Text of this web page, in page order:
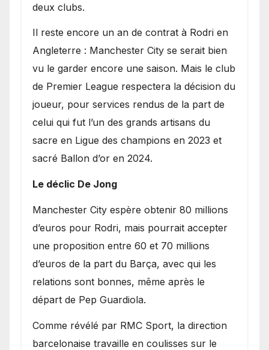
deux clubs.
​Il reste encore un an de contrat à Rodri en
Angleterre : Manchester City se serait bien
vu le garder encore une saison. Mais le club
de Premier League respectera la décision du
joueur, pour services rendus de la part de
celui qui fut l’un des grands artisans du
sacre en Ligue des champions en 2023 et
sacré Ballon d’or en 2024.
Le déclic De Jong
​Manchester City espère obtenir 80 millions
d’euros pour Rodri, mais pourrait accepter
une proposition entre 60 et 70 millions
d’euros de la part du Barça, avec qui les
relations sont bonnes, même après le
départ de Pep Guardiola.
​Comme révélé par RMC Sport, la direction
barcelonaise travaille en coulisses sur le